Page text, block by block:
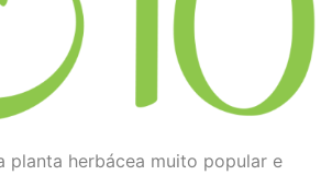
planta herbácea muito popular e